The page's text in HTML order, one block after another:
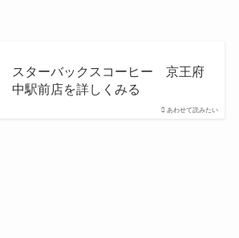
あわせて読みたい
スターバックスコーヒー 京王府
中駅前店を詳しくみる